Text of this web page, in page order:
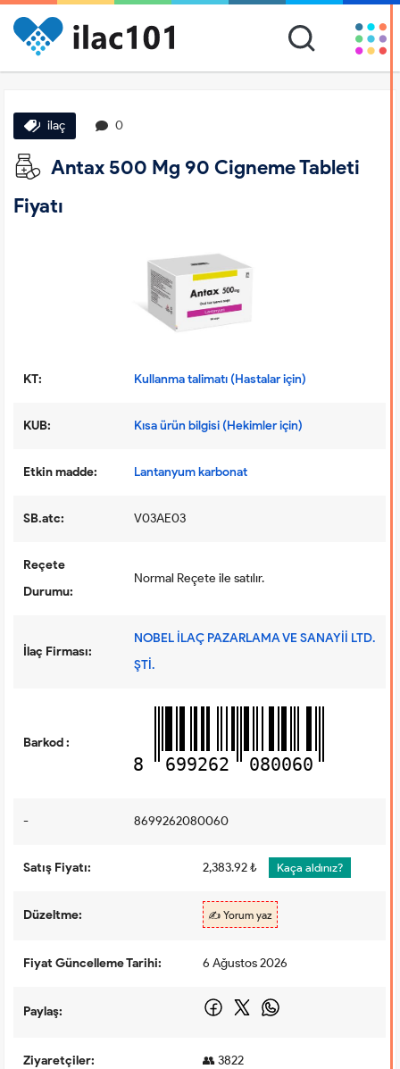
ilaç 0
Antax 500 Mg 90 Cigneme Tableti
Fiyatı
KT: Kullanma talimatı (Hastalar için)
KUB: Kısa ürün bilgisi (Hekimler için)
Etkin madde: Lantanyum karbonat
SB.atc: V03AE03
Reçete
Durumu:
Normal Reçete ile satılır.
İlaç Firması:
NOBEL İLAÇ PAZARLAMA VE SANAYİİ LTD.
ŞTİ.
Barkod :
8 699262 080060
- 8699262080060
Satış Fiyatı: 2,383.92 ₺ Kaça aldınız?
Düzeltme: ✍️ Yorum yaz
Fiyat Güncelleme Tarihi: 6 Ağustos 2026
Paylaş:
Ziyaretçiler: 👥 3822